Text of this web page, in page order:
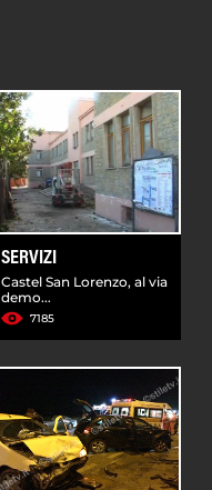
SERVIZI
Castel San Lorenzo, al via
demo...
7185